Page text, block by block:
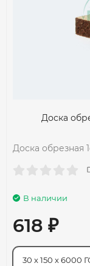
Доска
Доска обрезная
В наличии
618 ₽
30 х 150 х 6000